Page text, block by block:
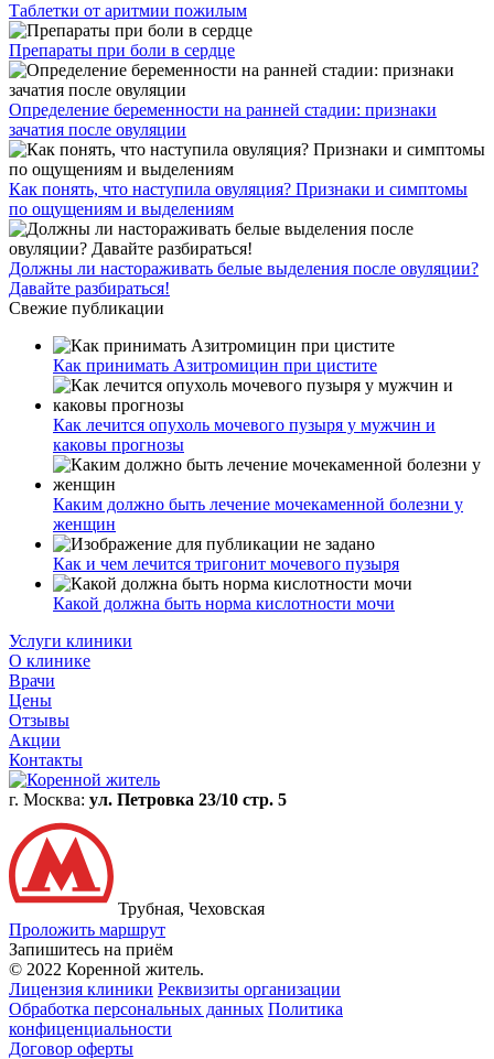
Таблетки от аритмии пожилым
Препараты при боли в сердце
Определение беременности на ранней стадии: признаки
зачатия после овуляции
Как понять, что наступила овуляция? Признаки и симптомы
по ощущениям и выделениям
Должны ли настораживать белые выделения после овуляции?
Давайте разбираться!
Свежие публикации
Как принимать Азитромицин при цистите
Как лечится опухоль мочевого пузыря у мужчин и
каковы прогнозы
Каким должно быть лечение мочекаменной болезни у
женщин
Как и чем лечится тригонит мочевого пузыря
Какой должна быть норма кислотности мочи
Услуги клиники
О клинике
Врачи
Цены
Отзывы
Акции
Контакты
г. Москва: ул. Петровка 23/10 стр. 5
Трубная, Чеховская
Проложить маршрут
Запишитесь на приём
© 2022 Коренной житель.
Лицензия клиники Реквизиты организации
Обработка персональных данных Политика
конфиценциальности
Договор оферты